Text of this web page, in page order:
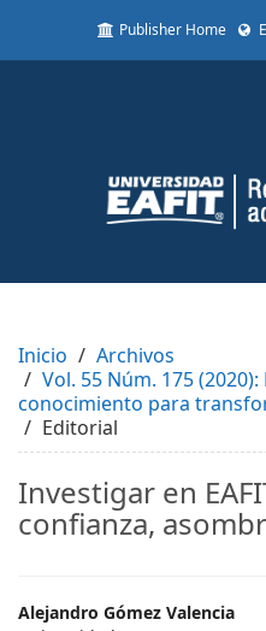
to
Content
Sidebar
Publisher Home
Inicio
Archivos
Vol. 55 Núm. 175
conocimiento para
Editorial
Investigar en
confianza,
Main
Alejandro Gómez Valencia